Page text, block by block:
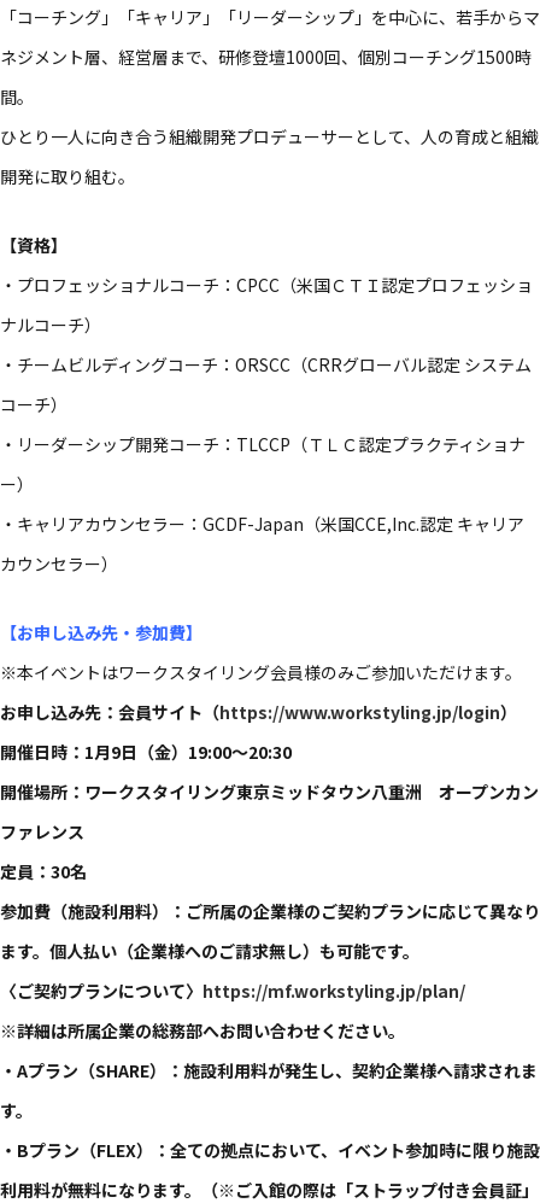
「コーチング」​「キャリア」​「リーダーシップ」を​中心に、​若手から​マ
ネジメント層、​経営層まで、​研修登壇1000回、​個別コーチング1500時
間。​
ひとり一人に​向き合う​組織開発プロデューサーと​して、​人の​育成と​組織
開発に​取り組む。​
【資格】
・プロフェッショナルコーチ：CPCC​（米国ＣＴＩ認定プロフェッショ
ナルコーチ）​
・チームビルディングコーチ：ORSCC​（CRRグローバル認定 システム
コーチ）​
・リーダーシップ開発コーチ：TLCCP​（ＴＬＣ認定プラクティショナ
ー）​
・キャリアカウンセラー：GCDF-Japan​（米国CCE,Inc.認定 キャリア
カウンセラー）​
【お申し込み先・参加費】
※本イベントはワークスタイリング会員様のみご参加いただけます。
お申し込み先：会員サイト（https://www.workstyling.jp/login）
開催​日時：1月9日​（金）​19:00〜20:30
開催​場所：ワークスタイリング東京ミッドタウン八重洲 オープンカン
ファレンス
定員：30名
参加費（施設利用料）：ご所属の企業様のご契約プランに応じて異なり
ます。個人払い（企業様へのご請求無し）も可能です。
〈ご契約プランについて〉 https://mf.workstyling.jp/plan/
※詳細は所属企業の総務部へお問い合わせください。
・Aプラン（SHARE）：施設利用料が発生し、契約企業様へ請求されま
す。
・Bプラン（FLEX）：全ての拠点において、イベント参加時に限り施設
利用料が無料になります。（※ご入館の際は「ストラップ付き会員証」